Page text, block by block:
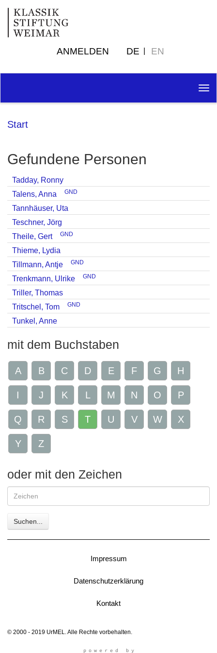
ANMELDEN DE EN
Start
Gefundene Personen
Tadday, Ronny
Talens, Anna
GND
Tannhäuser, Uta
Teschner, Jörg
Theile, Gert
GND
Thieme, Lydia
Tillmann, Antje
GND
Trenkmann, Ulrike GND
Triller, Thomas
Tritschel, Tom
GND
Tunkel, Anne
mit dem Buchstaben
A B C D E F G H
I J K L M N O P
Q R S T U V W X
Y Z
oder mit den Zeichen
Suchen...
Impressum
Datenschutzerklärung
Kontakt
© 2000 - 2019 UrMEL. Alle Rechte vorbehalten.